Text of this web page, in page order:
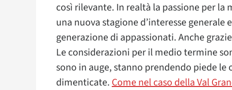
così rilevante. In realtà la passione per
una nuova stagione d’interesse
generazione di appassionati. Anche
Le considerazioni per il medio termine
sono in auge, stanno prendendo piede
dimenticate.Come nel caso della Val